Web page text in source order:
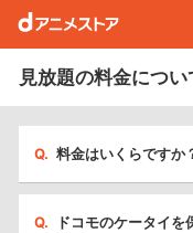
見放題の料金につい
料金はいくらですか
ドコモのケータイ